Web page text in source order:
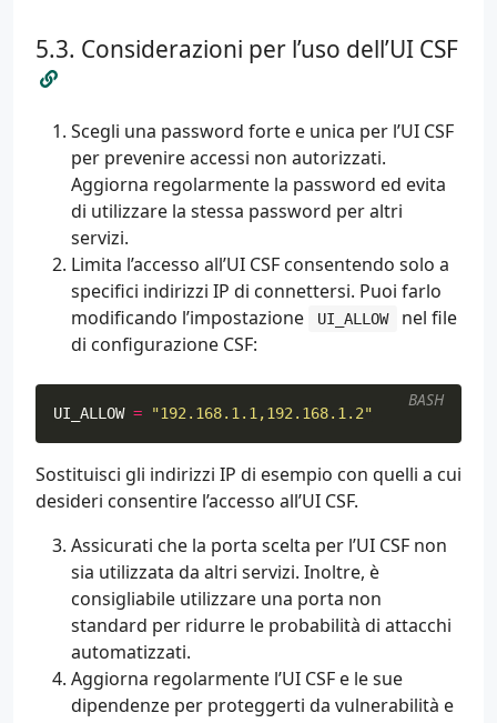
Considerazioni per l’uso dell’UI CSF
Scegli una password forte e unica per l’UI CSF
per prevenire accessi non autorizzati.
Aggiorna regolarmente la password ed evita
di utilizzare la stessa password per altri
servizi.
Limita l’accesso all’UI CSF consentendo solo a
specifici indirizzi IP di connettersi. Puoi farlo
modificando l’impostazione
UI_ALLOW
nel file
di configurazione CSF:
UI_ALLOW = "192.168.1.1,192.168.1.2"
BASH
Sostituisci gli indirizzi IP di esempio con quelli a cui
desideri consentire l’accesso all’UI CSF.
Assicurati che la porta scelta per l’UI CSF non
sia utilizzata da altri servizi. Inoltre, è
consigliabile utilizzare una porta non
standard per ridurre le probabilità di attacchi
automatizzati.
Aggiorna regolarmente l’UI CSF e le sue
dipendenze per proteggerti da vulnerabilità e